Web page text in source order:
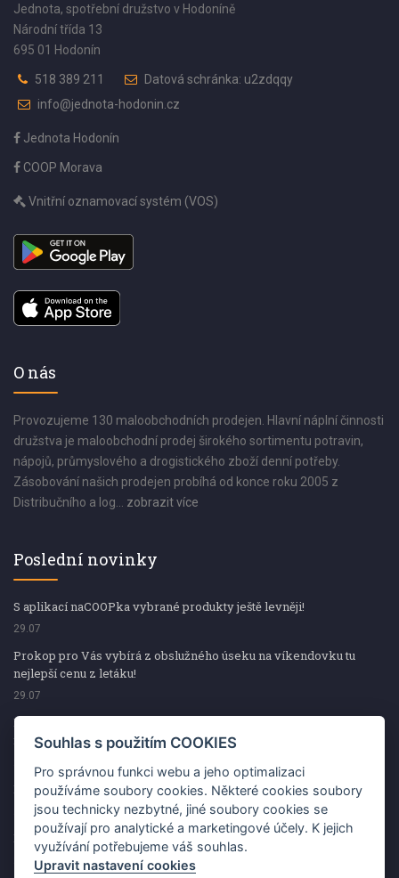
Jednota, spotřební družstvo v Hodoníně
Národní třída 13
695 01 Hodonín
518 389 211
Datová schránka: u2zdqqy
info@jednota-hodonin.cz
Jednota Hodonín
COOP Morava
Vnitřní oznamovací systém (VOS)
O nás
Provozujeme 130 maloobchodních prodejen. Hlavní náplní činnosti
družstva je maloobchodní prodej širokého sortimentu potravin,
nápojů, průmyslového a drogistického zboží denní potřeby.
Zásobování našich prodejen probíhá od konce roku 2005 z
Distribučního a log... zobrazit více
Poslední novinky
S aplikací naCOOPka vybrané produkty ještě levněji!
29.07
Prokop pro Vás vybírá z obslužného úseku na víkendovku tu
nejlepší cenu z letáku!
29.07
Prokop pro Vás vybírá z obslužného úseku na víkendovku tu
nejlepší cenu z letáku!
Kup špekáčky od Váhaly a vyhraj s naCOOPkou sekerku Fiskars
29.07
Prokop pro Vás vybírá na víkendovku ty nejlepší ceny z letáku!
29.07
Souhlas s použitím COOKIES
Pro správnou funkci webu a jeho optimalizaci
používáme soubory cookies. Některé cookies soubory
jsou technicky nezbytné, jiné soubory cookies se
používají pro analytické a marketingové účely. K jejich
využívání potřebujeme váš souhlas.
Upravit nastavení cookies